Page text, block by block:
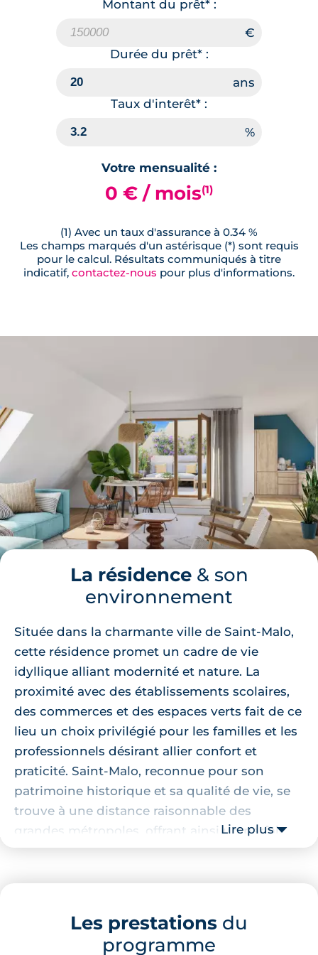
Montant du prêt* :
Durée du prêt* :
Taux d'interêt* :
Votre mensualité :
0 € / mois(1)
(1) Avec un taux d'assurance à 0.34 %
Les champs marqués d'un astérisque (*) sont requis
pour le calcul. Résultats communiqués à titre
indicatif, contactez-nous pour plus d'informations.
La résidence& son
environnement
Située dans la charmante ville de Saint-Malo,
cette résidence promet un cadre de vie
idyllique alliant modernité et nature. La
proximité avec des établissements scolaires,
des commerces et des espaces verts fait de ce
lieu un choix privilégié pour les familles et les
professionnels désirant allier confort et
praticité. Saint-Malo, reconnue pour son
patrimoine historique et sa qualité de vie, se
trouve à une distance raisonnable des
grandes métropoles, offrant ainsi un parfait
équilibre entre vie urbaine et sérénité.
Localisation de la résidence
La résidence bénéficie d'une localisation
stratégique à Saint-Malo, permettant un accès
Lire plus
Les prestations du
programme